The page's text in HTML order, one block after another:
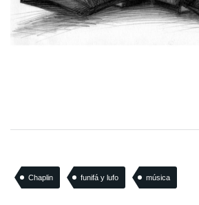
Chaplin funifá y lufo música